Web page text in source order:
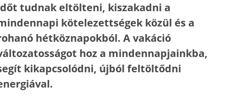
tudnak eltölteni, kiszakadni a
kötelezettségek közül és a
hétköznapokból. A vakáció
hoz a mindennapjainkba,
kikapcsolódni, újból feltöltődni